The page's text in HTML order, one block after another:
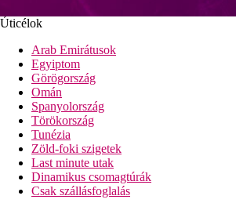
Úticélok
Arab Emirátusok
Egyiptom
Görögország
Omán
Spanyolország
Törökország
Tunézia
Zöld-foki szigetek
Last minute utak
Dinamikus csomagtúrák
Csak szállásfoglalás